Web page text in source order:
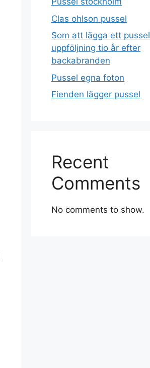
Clas ohlson pussel
Som att lägga ett pussel
uppföljning tio år efter
backabranden
Pussel egna foton
Fienden lägger pussel
Recent
Comments
No comments to show.